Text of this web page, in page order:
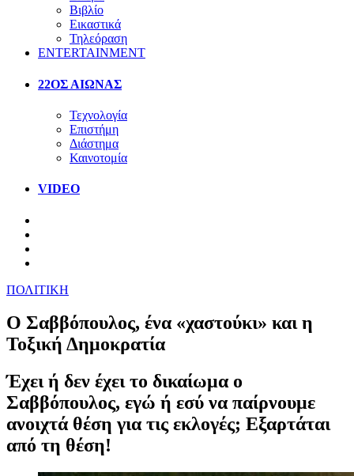
Βιβλίο
Εικαστικά
Τηλεόραση
ENTERTAINMENT
22ΟΣ ΑΙΩΝΑΣ
Τεχνολογία
Επιστήμη
Διάστημα
Καινοτομία
VIDEO
ΠΟΛΙΤΙΚΗ
Ο Σαββόπουλος, ένα «χαστούκι» και η
Τοξική Δημοκρατία
Έχει ή δεν έχει το δικαίωμα ο
Σαββόπουλος, εγώ ή εσύ να παίρνουμε
ανοιχτά θέση για τις εκλογές; Εξαρτάται
από τη θέση!